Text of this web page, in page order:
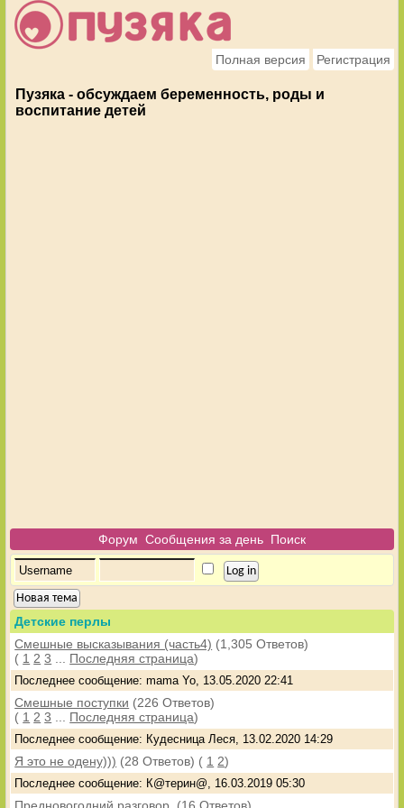
Полная версия Регистрация
Пузяка - обсуждаем беременность, роды и
воспитание детей
Форум Сообщения за день Поиск
Новая тема
Детские перлы
Смешные высказывания (часть4) (1,305 Ответов)
( 1 2 3 Последняя страница)
Последнее сообщение: mama Yo, 13.05.2020 22:41
Смешные поступки (226 Ответов)
( 1 2 3 Последняя страница)
Последнее сообщение: Кудесница Леся, 13.02.2020 14:29
Я это не одену))) (28 Ответов) ( 1 2)
Последнее сообщение: К@терин@, 16.03.2019 05:30